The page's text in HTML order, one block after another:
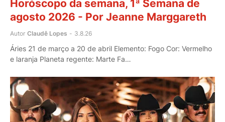
Horóscopo da semana, 1ª Semana de
agosto 2026 - Por Jeanne Marggareth
Autor Claudê Lopes - 3.8.26
Áries 21 de março a 20 de abril Elemento: Fogo Cor: Vermelho
e laranja Planeta regente: Marte Fa…